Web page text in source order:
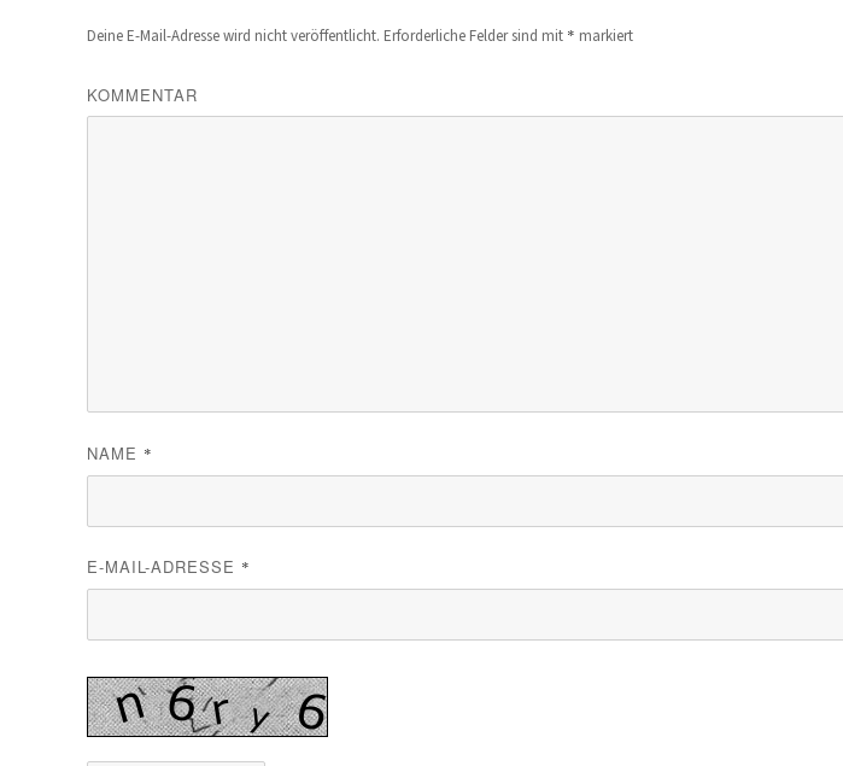
Deine E-Mail-Adresse wird nicht veröffentlicht. Erforderliche Felder sind mit * markiert
KOMMENTAR
NAME *
E-MAIL-ADRESSE *